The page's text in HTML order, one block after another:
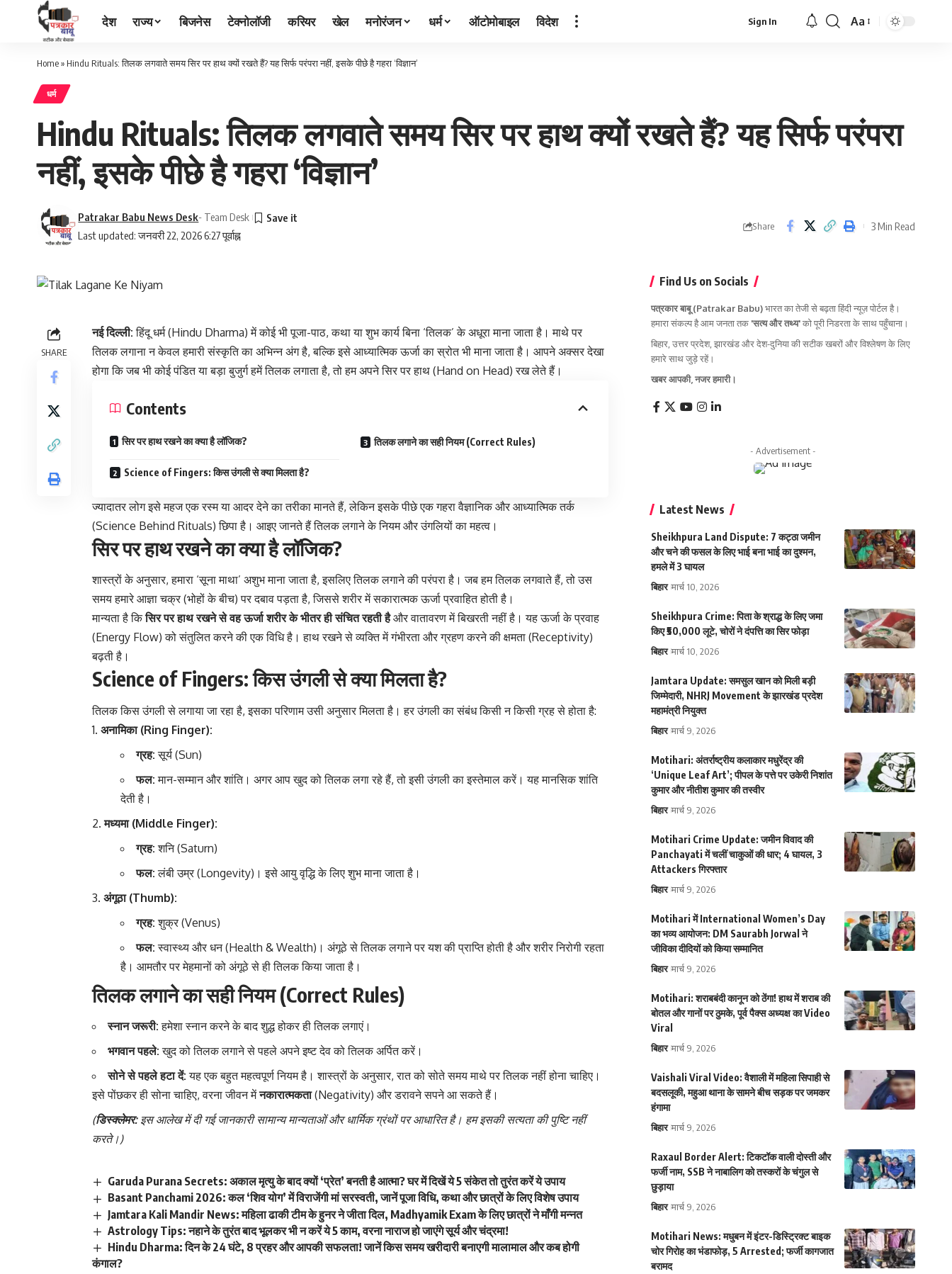
देश राज्य बिजनेस टेक्नोलॉजी करियर खेल मनोरंजन धर्म ऑटोमोबाइल विदेश Sign In
Font
Aa
Home» Hindu Rituals: तिलक लगवाते समय सिर पर हाथ क्यों रखते हैं? यह सिर्फ परंपरा नहीं, इसके पीछे है गहरा ‘विज्ञान’
धर्म
Hindu Rituals: तिलक लगवाते समय सिर पर हाथ क्यों रखते हैं? यह सिर्फ परंपरा
नहीं, इसके पीछे है गहरा ‘विज्ञान’
Last updated: जनवरी 22, 2026 6:27 पूर्वाह्न
Patrakar Babu News Desk- Team Desk
Share 3 Min Read
SHARE
नई दिल्ली: हिंदू धर्म (Hindu Dharma) में कोई भी पूजा-पाठ, कथा या शुभ कार्य बिना ‘तिलक’ के अधूरा माना जाता है। माथे पर
तिलक लगाना न केवल हमारी संस्कृति का अभिन्न अंग है, बल्कि इसे आध्यात्मिक ऊर्जा का स्रोत भी माना जाता है। आपने अक्सर देखा
होगा कि जब भी कोई पंडित या बड़ा बुजुर्ग हमें तिलक लगाता है, तो हम अपने सिर पर हाथ (Hand on Head) रख लेते हैं।
Contents
सिर पर हाथ रखने का क्या है लॉजिक?
Science of Fingers: किस उंगली से क्या मिलता है?
तिलक लगाने का सही नियम (Correct Rules)
ज्यादातर लोग इसे महज एक रस्म या आदर देने का तरीका मानते हैं, लेकिन इसके पीछे एक गहरा वैज्ञानिक और आध्यात्मिक तर्क
(Science Behind Rituals) छिपा है। आइए जानते हैं तिलक लगाने के नियम और उंगलियों का महत्व।
सिर पर हाथ रखने का क्या है लॉजिक?
शास्त्रों के अनुसार, हमारा ‘सूना माथा’ अशुभ माना जाता है, इसलिए तिलक लगाने की परंपरा है। जब हम तिलक लगवाते हैं, तो उस
समय हमारे आज्ञा चक्र (भोहों के बीच) पर दबाव पड़ता है, जिससे शरीर में सकारात्मक ऊर्जा प्रवाहित होती है।
मान्यता है किसिर पर हाथ रखने से वह ऊर्जा शरीर के भीतर ही संचित रहती हैऔर वातावरण में बिखरती नहीं है। यह ऊर्जा के प्रवाह
(Energy Flow) को संतुलित करने की एक विधि है। हाथ रखने से व्यक्ति में गंभीरता और ग्रहण करने की क्षमता (Receptivity)
बढ़ती है।
Science of Fingers: किस उंगली से क्या मिलता है?
तिलक किस उंगली से लगाया जा रहा है, इसका परिणाम उसी अनुसार मिलता है। हर उंगली का संबंध किसी न किसी ग्रह से होता है:
अनामिका (Ring Finger):
ग्रह: सूर्य (Sun)
फल: मान-सम्मान और शांति। अगर आप खुद को तिलक लगा रहे हैं, तो इसी उंगली का इस्तेमाल करें। यह मानसिक शांति
देती है।
मध्यमा (Middle Finger):
ग्रह: शनि (Saturn)
फल: लंबी उम्र (Longevity)। इसे आयु वृद्धि के लिए शुभ माना जाता है।
अंगूठा (Thumb):
ग्रह: शुक्र (Venus)
फल: स्वास्थ्य और धन (Health & Wealth)। अंगूठे से तिलक लगाने पर यश की प्राप्ति होती है और शरीर निरोगी रहता
है। आमतौर पर मेहमानों को अंगूठे से ही तिलक किया जाता है।
तिलक लगाने का सही नियम (Correct Rules)
स्नान जरूरी: हमेशा स्नान करने के बाद शुद्ध होकर ही तिलक लगाएं।
भगवान पहले: खुद को तिलक लगाने से पहले अपने इष्ट देव को तिलक अर्पित करें।
सोने से पहले हटा दें: यह एक बहुत महत्वपूर्ण नियम है। शास्त्रों के अनुसार, रात को सोते समय माथे पर तिलक नहीं होना चाहिए।
इसे पोंछकर ही सोना चाहिए, वरना जीवन मेंनकारात्मकता(Negativity) और डरावने सपने आ सकते हैं।
(डिस्क्लेमर:इस आलेख में दी गई जानकारी सामान्य मान्यताओं और धार्मिक ग्रंथों पर आधारित है। हम इसकी सत्यता की पुष्टि नहीं
करते।)
Garuda Purana Secrets: अकाल मृत्यु के बाद क्यों ‘प्रेत’ बनती है आत्मा? घर में दिखें ये 5 संकेत तो तुरंत करें ये उपाय
Basant Panchami 2026: कल ‘शिव योग’ में विराजेंगी मां सरस्वती, जानें पूजा विधि, कथा और छात्रों के लिए विशेष उपाय
Jamtara Kali Mandir News: महिला ढाकी टीम के हुनर ने जीता दिल, Madhyamik Exam के लिए छात्रों ने माँगी मन्नत
Astrology Tips: नहाने के तुरंत बाद भूलकर भी न करें ये 5 काम, वरना नाराज हो जाएंगे सूर्य और चंद्रमा!
Hindu Dharma: दिन के 24 घंटे, 8 प्रहर और आपकी सफलता! जानें किस समय खरीदारी बनाएगी मालामाल और कब होगी
कंगाल?
Find Us on Socials
पत्रकार बाबू (Patrakar Babu)भारत का तेजी से बढ़ता हिंदी न्यूज़ पोर्टल है।
हमारा संकल्प है आम जनता तक 'सत्य और तथ्य'को पूरी निडरता के साथ पहुँचाना।
बिहार, उत्तर प्रदेश, झारखंड और देश-दुनिया की सटीक खबरों और विश्लेषण के लिए
हमारे साथ जुड़े रहें।
खबर आपकी, नजर हमारी।
- Advertisement -
Latest News
Sheikhpura Land Dispute: 7 कट्ठा जमीन
और चने की फसल के लिए भाई बना भाई का दुश्मन,
हमले में 3 घायल
बिहार मार्च 10, 2026
Sheikhpura Crime: पिता के श्राद्ध के लिए जमा
किए ₹50,000 लूटे, चोरों ने दंपत्ति का सिर फोड़ा
बिहार मार्च 10, 2026
Jamtara Update: समसुल खान को मिली बड़ी
जिम्मेदारी, NHRJ Movement के झारखंड प्रदेश
महामंत्री नियुक्त
बिहार मार्च 9, 2026
Motihari: अंतर्राष्ट्रीय कलाकार मधुरेंद्र की
‘Unique Leaf Art’; पीपल के पत्ते पर उकेरी निशांत
कुमार और नीतीश कुमार की तस्वीर
बिहार मार्च 9, 2026
Motihari Crime Update: जमीन विवाद की
Panchayati में चलीं चाकुओं की धार; 4 घायल, 3
Attackers गिरफ्तार
बिहार मार्च 9, 2026
Motihari में International Women’s Day
का भव्य आयोजन: DM Saurabh Jorwal ने
जीविका दीदियों को किया सम्मानित
बिहार मार्च 9, 2026
Motihari: शराबबंदी कानून को ठेंगा! हाथ में शराब की
बोतल और गानों पर ठुमके, पूर्व पैक्स अध्यक्ष का Video
Viral
बिहार मार्च 9, 2026
Vaishali Viral Video: वैशाली में महिला सिपाही से
बदसलूकी, महुआ थाना के सामने बीच सड़क पर जमकर
हंगामा
बिहार मार्च 9, 2026
Raxaul Border Alert: टिकटॉक वाली दोस्ती और
फर्जी नाम, SSB ने नाबालिग को तस्करों के चंगुल से
छुड़ाया
बिहार मार्च 9, 2026
Motihari News: मधुबन में इंटर-डिस्ट्रिक्ट बाइक
चोर गिरोह का भंडाफोड़, 5 Arrested; फर्जी कागजात
बरामद